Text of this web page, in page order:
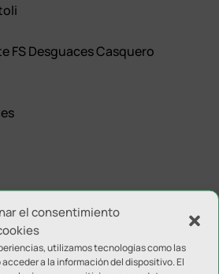
el consentimiento
utilizamos tecnologías como las
a la información del dispositivo. El
FS Desguaces Casquero